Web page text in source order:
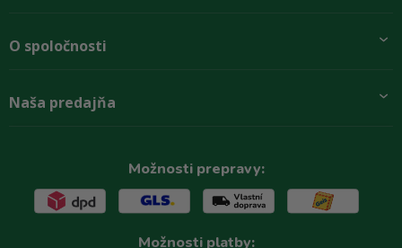
Preprava a platba
Rady zákazníkom
O spoločnosti
O firme
Naša predajňa
Možnosti prepravy:
Možnosti platby: